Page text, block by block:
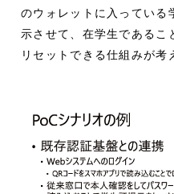
のウォレットに入っている
示させて、在学生であるこ
リセットできる仕組みが考